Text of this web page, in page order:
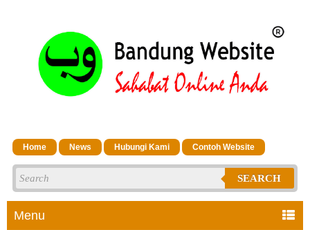
Home News Hubungi Kami Contoh Website
SEARCH
Menu